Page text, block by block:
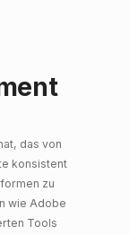
das von
konsistent
zu
wie Adobe
Tools